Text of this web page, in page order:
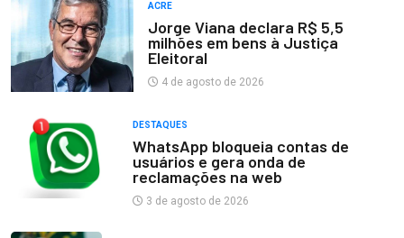
ACRE
Jorge Viana declara R$ 5,5
milhões em bens à Justiça
Eleitoral
4 de agosto de 2026
DESTAQUES
WhatsApp bloqueia contas de
usuários e gera onda de
reclamações na web
3 de agosto de 2026